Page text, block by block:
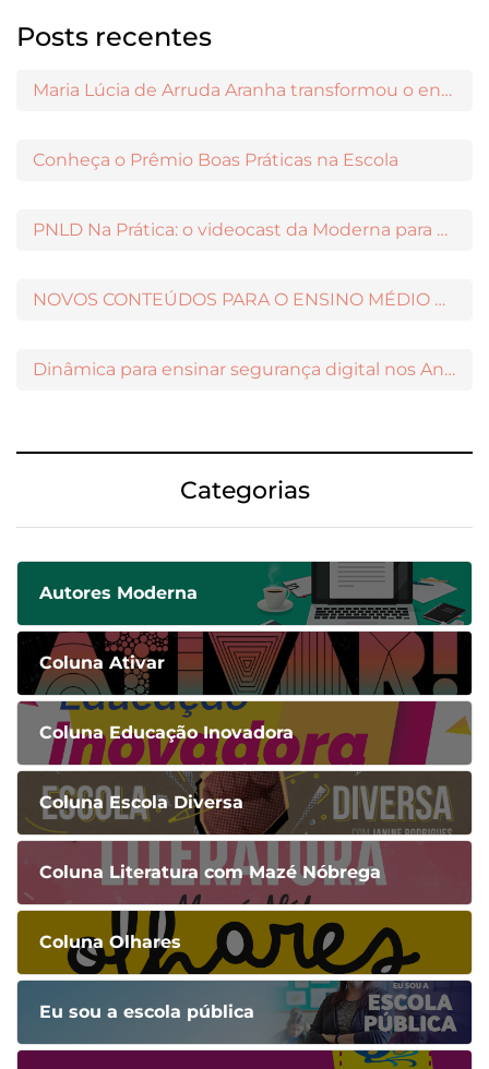
Posts recentes
Maria Lúcia de Arruda Aranha transformou o ensino de Filosofia no Brasil
Conheça o Prêmio Boas Práticas na Escola
PNLD Na Prática: o videocast da Moderna para apoiar a escolha das obras aprovadas
NOVOS CONTEÚDOS PARA O ENSINO MÉDIO DISPONÍVEIS NO MODERNAMIGOS
Dinâmica para ensinar segurança digital nos Anos Iniciais
Categorias
Autores Moderna
Coluna Ativar
Coluna Educação Inovadora
Coluna Escola Diversa
Coluna Literatura com Mazé Nóbrega
Coluna Olhares
Eu sou a escola pública